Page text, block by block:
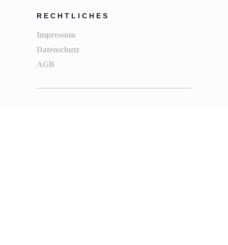
RECHTLICHES
Impressum
Datenschutz
AGB